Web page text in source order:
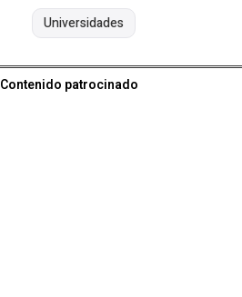
Universidades
Contenido patrocinado